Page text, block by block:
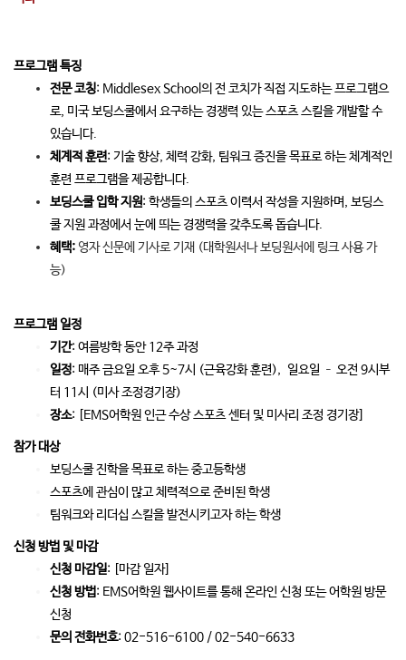
프로그램 특징
전문 코칭: Middlesex School의 전 코치가 직접 지도하는 프로그램으
로, 미국 보딩스쿨에서 요구하는 경쟁력 있는 스포츠 스킬을 개발할 수
있습니다.
체계적 훈련: 기술 향상, 체력 강화, 팀워크 증진을 목표로 하는 체계적인
훈련 프로그램을 제공합니다.
보딩스쿨 입학 지원: 학생들의 스포츠 이력서 작성을 지원하며, 보딩스
쿨 지원 과정에서 눈에 띄는 경쟁력을 갖추도록 돕습니다.
혜택: 영자 신문에 기사로 기재 (대학원서나 보딩원서에 링크 사용 가
능)
프로그램 일정
기간: 여름방학 동안 12주 과정
일정: 매주 금요일 오후 5~7시 (근육강화 훈련), 일요일 – 오전 9시부
터 11시 (미사 조정경기장)
장소: [EMS어학원 인근 수상 스포츠 센터 및 미사리 조정 경기장]
참가 대상
보딩스쿨 진학을 목표로 하는 중고등학생
스포츠에 관심이 많고 체력적으로 준비된 학생
팀워크와 리더십 스킬을 발전시키고자 하는 학생
신청 방법 및 마감
신청 마감일: [마감 일자]
신청 방법: EMS어학원 웹사이트를 통해 온라인 신청 또는 어학원 방문
신청
문의 전화번호: 02-516-6100 / 02-540-6633